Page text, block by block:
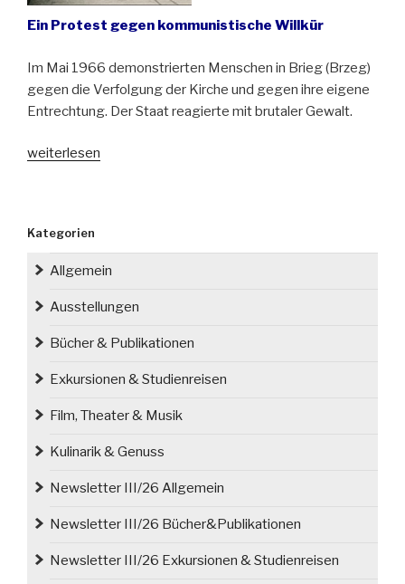
Ein Protest gegen kommunistische Willkür
Im Mai 1966 demonstrierten Menschen in Brieg (Brzeg)
gegen die Verfolgung der Kirche und gegen ihre eigene
Entrechtung. Der Staat reagierte mit brutaler Gewalt.
„60
weiterlesen
Kategorien
Allgemein
Ausstellungen
Bücher & Publikationen
Exkursionen & Studienreisen
Film, Theater & Musik
Kulinarik & Genuss
Newsletter III/26 Allgemein
Newsletter III/26 Bücher&Publikationen
Newsletter III/26 Exkursionen & Studienreisen